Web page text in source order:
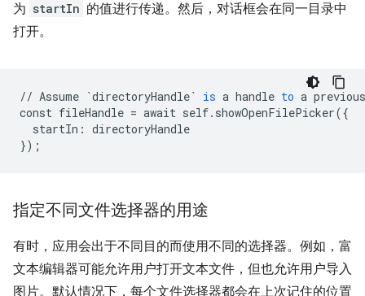
为 startIn 的值进行传递。然后，对话框会在同一目录中
打开。
// Assume `directoryHandle` is a handle to a
const fileHandle = await self. showOpenFilePicker({
startIn : directoryHandle
});
指定不同文件选择器的用途
有时，应用会出于不同目的而使用不同的选择器。例如，富
文本编辑器可能允许用户打开文本文件，但也允许用户导入
图片。默认情况下，每个文件选择器都会在上次记住的位置